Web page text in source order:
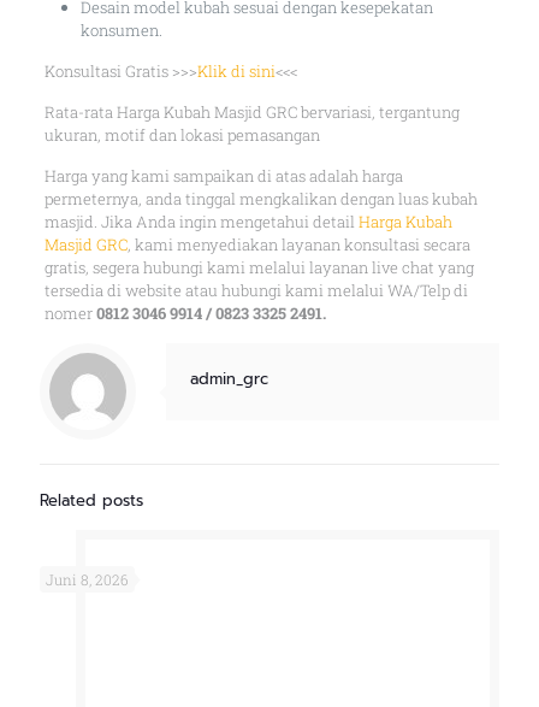
Desain model kubah sesuai dengan kesepekatan
konsumen.
Konsultasi Gratis >>>Klik di sini<<<
Rata-rata Harga Kubah Masjid GRC bervariasi, tergantung
ukuran, motif dan lokasi pemasangan
Harga yang kami sampaikan di atas adalah harga
permeternya, anda tinggal mengkalikan dengan luas kubah
masjid. Jika Anda ingin mengetahui detail Harga Kubah
Masjid GRC, kami menyediakan layanan konsultasi secara
gratis, segera hubungi kami melalui layanan live chat yang
tersedia di website atau hubungi kami melalui WA/Telp di
nomer0812 3046 9914 / 0823 3325 2491.
admin_grc
Related posts
Juni 8, 2026